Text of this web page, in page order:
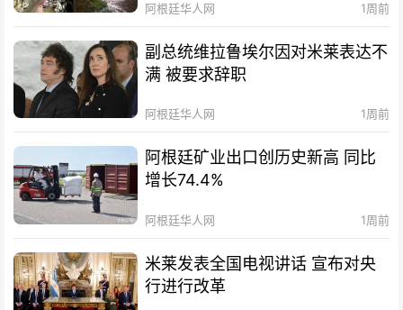
阿根廷华人网 1周前
副总统维拉鲁埃尔因对米莱表达不
满 被要求辞职
阿根廷华人网 1周前
阿根廷矿业出口创历史新高 同比
增长74.4%
阿根廷华人网 1周前
米莱发表全国电视讲话 宣布对央
行进行改革